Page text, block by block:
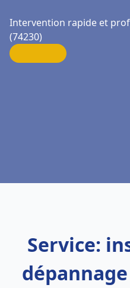
Intervention rapide et
(74230)
Service: